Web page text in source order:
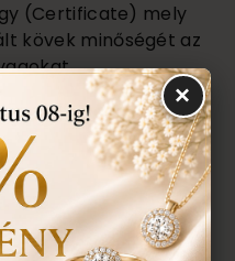
(Certificate) mely
kövek minőségét az
tartó táska
ellenőrzés,
e , mozgó kő,
általunk felfedezett
×